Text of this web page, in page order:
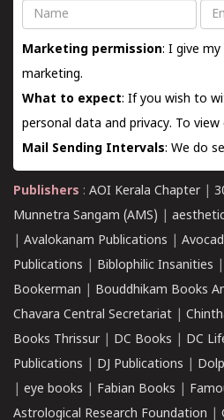
Name
Marketing permission: I give
marketing.
What to expect: If you wish to
personal data and privacy. To
Mail Sending Intervals: We do
Publishers : AOI Kerala Chapter|
Munnetra Sangam (AMS)
Avalokanam Publications
Publications
Biblophilic Insanities
Bookerman
Bouddhikam Books
Chavara Central Secretariat
Books Thrissur| DC Books DC
Publications
DJ Publications
eye books Fabian Books
Astrological Research Foundation